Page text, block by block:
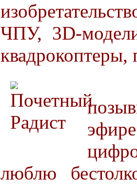
ЧПУ, 3D-
квадрокоптеры,
люблю